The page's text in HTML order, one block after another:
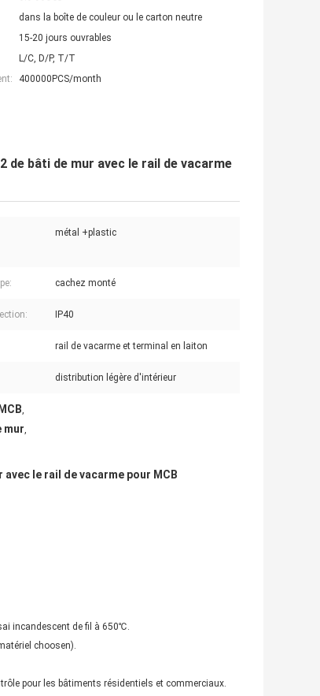
dans la boîte de couleur ou le carton neutre
15-20 jours ouvrables
L/C, D/P, T/T
400000PCS/month
de bâti de mur avec le rail de vacarme
métal +plastic
cachez monté
IP40
rail de vacarme et terminal en laiton
distribution légère d'intérieur
,
mur,
le rail de vacarme pour MCB
incandescent de fil à 650℃.
choosen).
pour les bâtiments résidentiels et commerciaux.